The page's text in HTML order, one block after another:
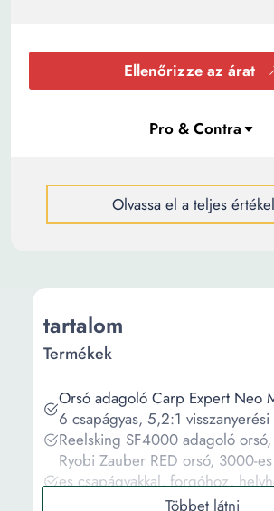
Ellenőrizze az árat
Olvassa el a teljes
tartalom
Termékek
Orsó adagoló Carp Expert Neo
6 csapágyas, 5,2:1 visszanyerési
Reelsking SF4000 adagoló
Ryobi Zauber RED orsó, 3000-
es csapágyakkal, forgóhoz,